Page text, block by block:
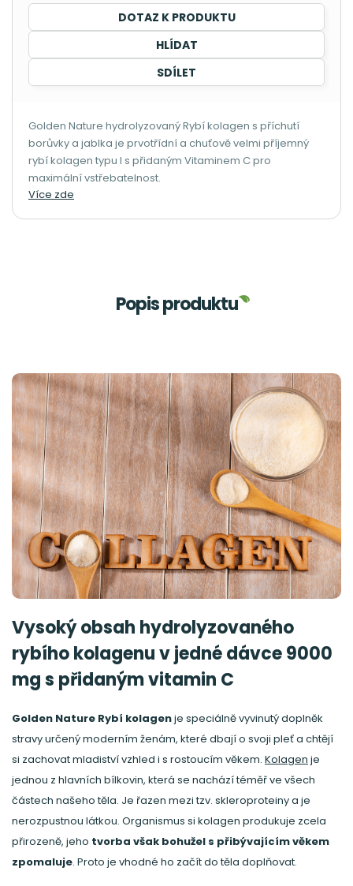
DOTAZ K PRODUKTU
HLÍDAT
SDÍLET
Golden Nature hydrolyzovaný Rybí kolagen s příchutí
borůvky a jablka je prvotřídní a chuťově velmi příjemný
rybí kolagen typu I s přidaným Vitaminem C pro
maximální vstřebatelnost.
Více zde
Popis produktu
Vysoký obsah hydrolyzovaného
rybího kolagenu v jedné dávce 9000
mg s přidaným vitamin C
Golden Nature Rybí kolagenje speciálně vyvinutý doplněk
stravy určený moderním ženám, které dbají o svoji pleť a chtějí
si zachovat mladiství vzhled i s rostoucím věkem. Kolagen je
jednou z hlavních bílkovin, která se nachází téměř ve všech
částech našeho těla. Je řazen mezi tzv. skleroproteiny a je
nerozpustnou látkou. Organismus si kolagen produkuje zcela
přirozeně, jeho tvorba však bohužel s přibývajícím věkem
zpomaluje. Proto je vhodné ho začít do těla doplňovat.